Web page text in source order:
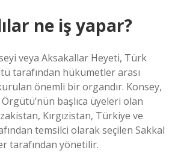
ne iş yapar?
veya Aksakallar Heyeti, Türk
tarafından hükümetler arası
önemli bir organdır. Konsey,
başlıca üyeleri olan
Kırgızistan, Türkiye ve
temsilci olarak seçilen Sakkal
tarafından yönetilir.